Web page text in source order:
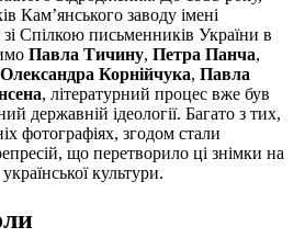
Кам’янського заводу імені
зі Спілкою письменників України в
Павла Тичину, Петра Панча,
Олександра Корнійчука, Павла
, літературний процес вже був
державній ідеології. Багато з тих,
фотографіях, згодом стали
що перетворило ці знімки на
культури.